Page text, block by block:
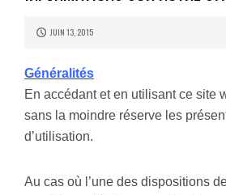
JUIN 13, 2015
Généralités
En accédant et en utilisant ce site
sans la moindre réserve les
d’utilisation.
Au cas où l’une des dispositions